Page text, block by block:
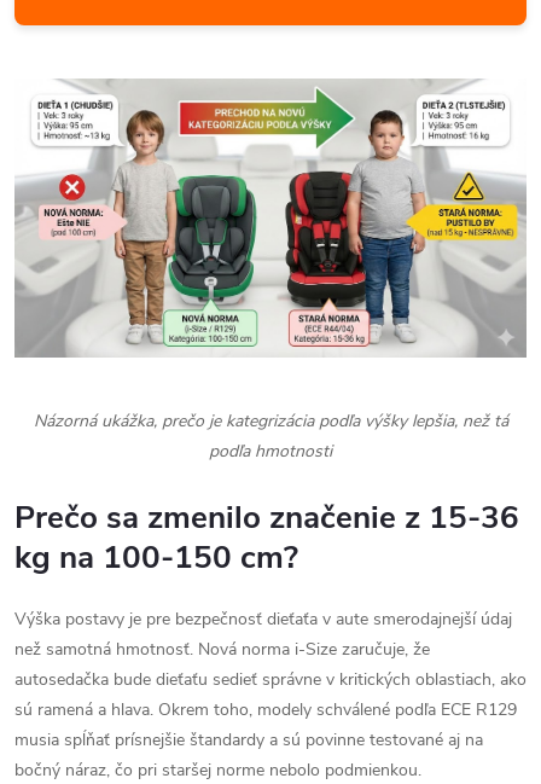
Názorná ukážka, prečo je kategrizácia podľa výšky lepšia, než tá
podľa hmotnosti
Prečo sa zmenilo značenie z 15-36
kg na 100-150 cm?
Výška postavy je pre bezpečnosť dieťaťa v aute smerodajnejší údaj
než samotná hmotnosť. Nová norma i-Size zaručuje, že
autosedačka bude dieťaťu sedieť správne v kritických oblastiach, ako
sú ramená a hlava. Okrem toho, modely schválené podľa ECE R129
musia spĺňať prísnejšie štandardy a sú povinne testované aj na
bočný náraz, čo pri staršej norme nebolo podmienkou.